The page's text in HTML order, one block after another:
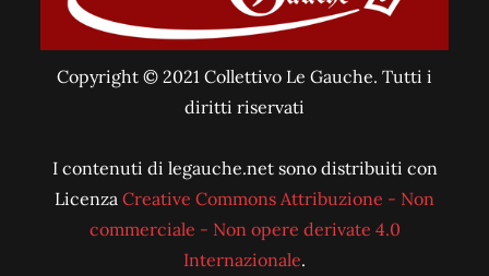
Copyright © 2021 Collettivo Le Gauche. Tutti i
diritti riservati
I contenuti di legauche.net sono distribuiti con
Licenza Creative Commons Attribuzione - Non
commerciale - Non opere derivate 4.0
Internazionale.